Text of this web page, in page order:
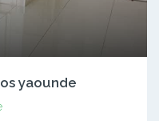
yaounde